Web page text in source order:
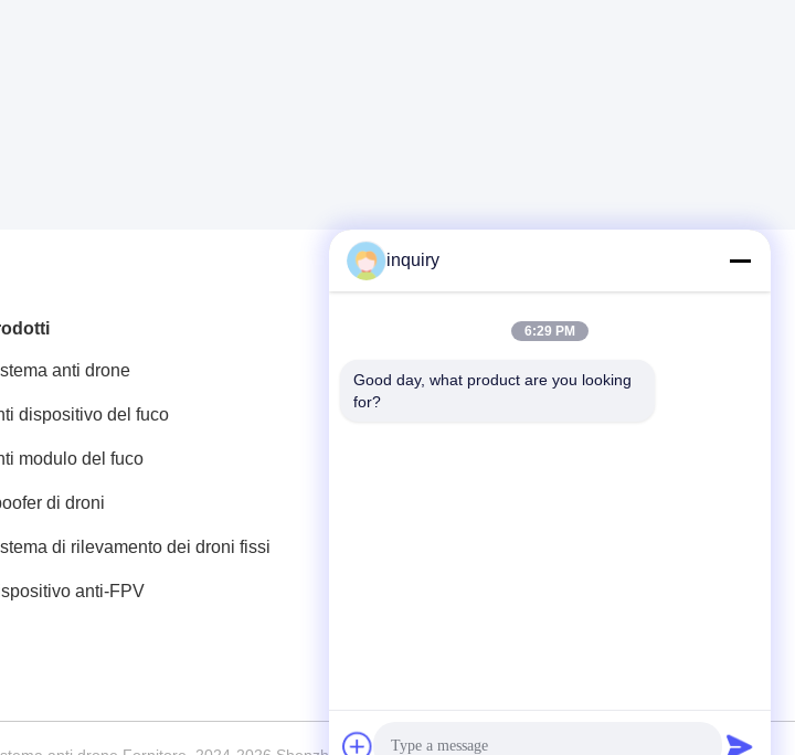
anti drone
dispositivo del fuco
modulo del fuco
di droni
di rilevamento dei droni fissi
anti-FPV
Contatto rapido
Telefono
inquiry
6:29 PM
Good day, what product are you looking
for?